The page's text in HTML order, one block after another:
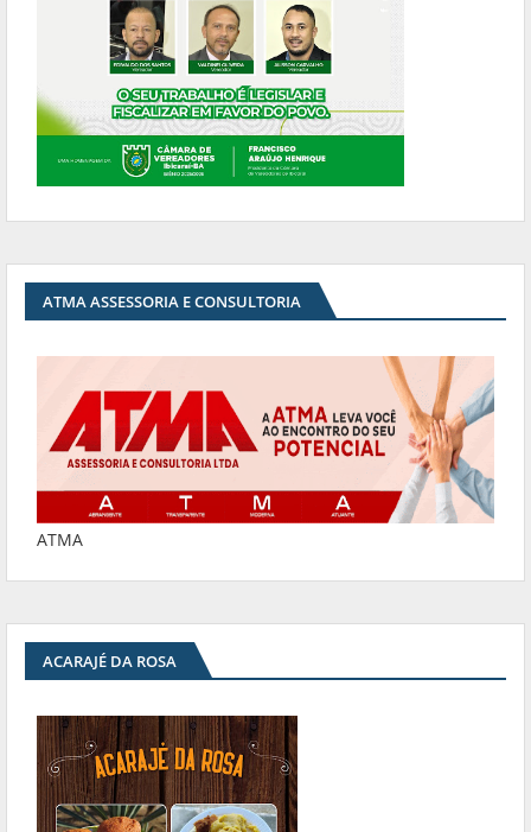
ATMA ASSESSORIA E CONSULTORIA
ATMA
ACARAJÉ DA ROSA